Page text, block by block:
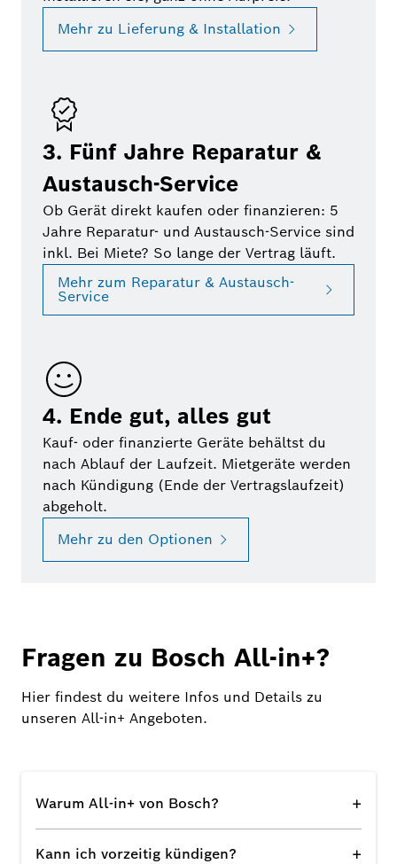
Mehr zu Lieferung & Installation
3. Fünf Jahre Reparatur &
Austausch-Service
Ob Gerät direkt kaufen oder finanzieren: 5
Jahre Reparatur- und Austausch-Service sind
inkl. Bei Miete? So lange der Vertrag läuft.
Mehr zum Reparatur & Austausch-
Service
4. Ende gut, alles gut
Kauf- oder finanzierte Geräte behältst du
nach Ablauf der Laufzeit. Mietgeräte werden
nach Kündigung (Ende der Vertragslaufzeit)
abgeholt.
Mehr zu den Optionen
Fragen zu Bosch All-in+?
Hier findest du weitere Infos und Details zu
unseren All-in+ Angeboten.
Warum All-in+ von Bosch? +
Kann ich vorzeitig kündigen? +